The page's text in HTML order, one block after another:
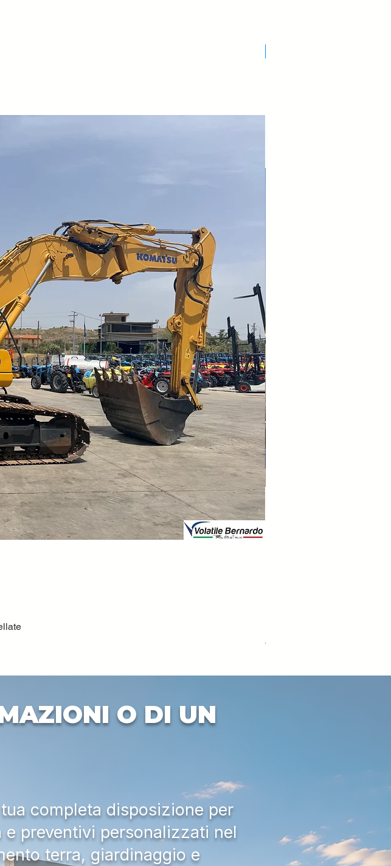
Price
€33,000.00
O DI UN
completa disposizione per
preventivi personalizzati nel
terra, giardinaggio e